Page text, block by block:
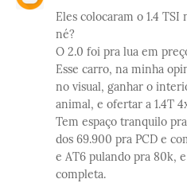
Eles colocaram o 1.4 TSI
né?
O 2.0 foi pra lua em
Esse carro, na minha
no visual, ganhar o
animal, e ofertar a 1.4T
Tem espaço tranquilo
dos 69.900 pra PCD e
e AT6 pulando pra 80k,
completa.